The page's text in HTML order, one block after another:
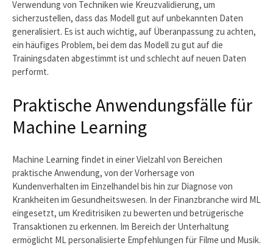
Verwendung von Techniken wie Kreuzvalidierung, um
sicherzustellen, dass das Modell gut auf unbekannten Daten
generalisiert. Es ist auch wichtig, auf Überanpassung zu achten,
ein häufiges Problem, bei dem das Modell zu gut auf die
Trainingsdaten abgestimmt ist und schlecht auf neuen Daten
performt.
Praktische Anwendungsfälle für
Machine Learning
Machine Learning findet in einer Vielzahl von Bereichen
praktische Anwendung, von der Vorhersage von
Kundenverhalten im Einzelhandel bis hin zur Diagnose von
Krankheiten im Gesundheitswesen. In der Finanzbranche wird ML
eingesetzt, um Kreditrisiken zu bewerten und betrügerische
Transaktionen zu erkennen. Im Bereich der Unterhaltung
ermöglicht ML personalisierte Empfehlungen für Filme und Musik.